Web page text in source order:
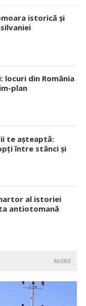
istorică și
locuri din România
plan
te așteaptă:
între stânci și
al istoriei
antiotomană
MORE